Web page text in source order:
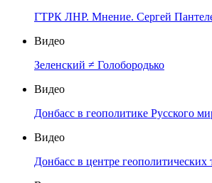
ГТРК ЛНР. Мнение. Сергей
Видео
Зеленский ≠ Голобородько
Видео
Донбасс в геополитике Русского
Видео
Донбасс в центре